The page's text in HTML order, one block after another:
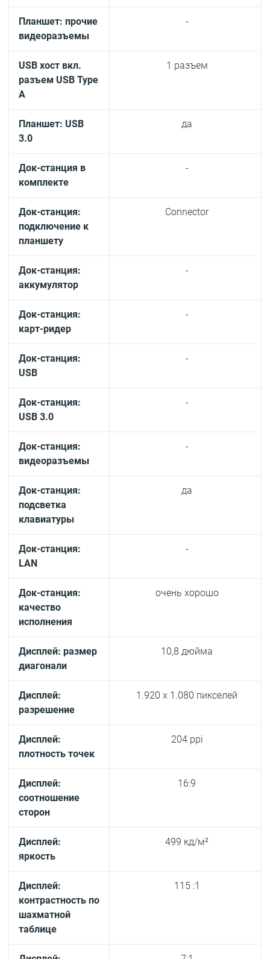
Планшет: прочие
видеоразъемы
-
USB хост вкл.
разъем USB Type
A
1 разъем
Планшет: USB
3.0
да
Док-станция в
комплекте
-
Док-станция:
подключение к
планшету
Connector
Док-станция:
аккумулятор
-
Док-станция:
карт-ридер
-
Док-станция:
USB
-
Док-станция:
USB 3.0
-
Док-станция:
видеоразъемы
-
Док-станция:
подсветка
клавиатуры
да
Док-станция:
LAN
-
Док-станция:
качество
исполнения
очень хорошо
Дисплей: размер
диагонали
10,8 дюйма
Дисплей:
разрешение
1.920 x 1.080 пикселей
Дисплей:
плотность точек
204 ppi
Дисплей:
соотношение
сторон
16:9
Дисплей:
яркость
499 кд/м²
Дисплей:
контрастность по
шахматной
таблице
115 :1